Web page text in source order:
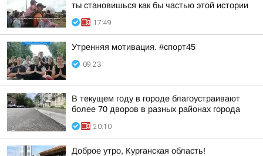
ты становишься как бы частью этой истории
17:49
Утренняя мотивация. #спорт45
09:23
В текущем году в городе благоустраивают
более 70 дворов в разных районах города
20:10
Доброе утро, Курганская область!